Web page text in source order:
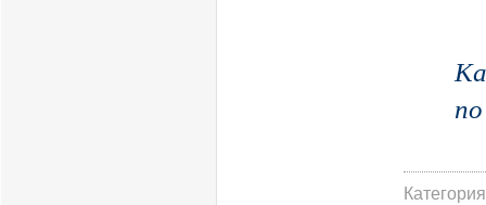
Категория